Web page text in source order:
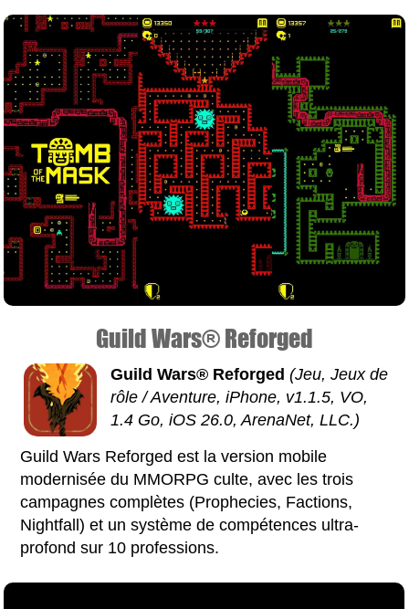
Guild Wars® Reforged
Guild Wars® Reforged (Jeu, Jeux de
rôle / Aventure, iPhone, v1.1.5, VO,
1.4 Go, iOS 26.0, ArenaNet, LLC.)
Guild Wars Reforged est la version mobile
modernisée du MMORPG culte, avec les trois
campagnes complètes (Prophecies, Factions,
Nightfall) et un système de compétences ultra-
profond sur 10 professions.